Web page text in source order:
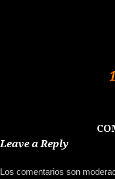
1
Leave a Reply
Los comentarios son